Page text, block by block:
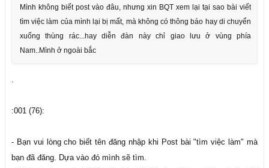
Mình không biết post vào đâu, nhưng xin BQT xem lại tại sao bài viết
tìm việc làm của mình lại bị mất, mà không có thông báo hay di chuyển
xuống thùng rác...hay diễn đàn này chỉ giao lưu ở vùng phía
Nam..Mình ở ngoài bắc
.
:001 (76):
- Bạn vui lòng cho biết tên đăng nhập khi Post bài "tìm việc làm" mà
bạn đã đăng. Dựa vào đó mình sẽ tìm.